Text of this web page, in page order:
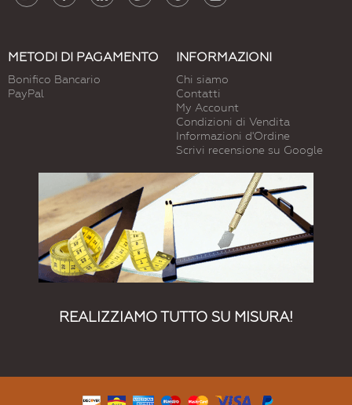
METODI DI PAGAMENTO
Bonifico Bancario
PayPal
INFORMAZIONI
Chi siamo
Contatti
My Account
Condizioni di Vendita
Informazioni d'Ordine
Scrivi recensione su Google
REALIZZIAMO TUTTO SU MISURA!